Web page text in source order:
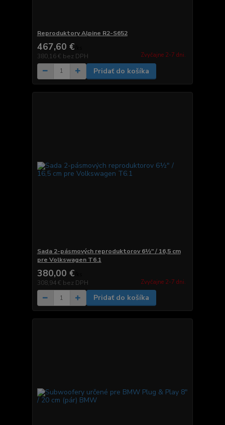
Reproduktory Alpine R2-S652
467,60 €
380,16 € bez DPH Zvyčajne 2-7 dni.
Pridať do košíka
Sada 2-pásmových reproduktorov 6½" / 16,5 cm
pre Volkswagen T6.1
380,00 €
308,94 € bez DPH Zvyčajne 2-7 dni.
Pridať do košíka